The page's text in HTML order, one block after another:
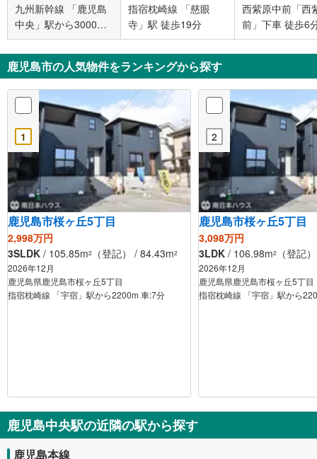
九州新幹線 「鹿児島
中央」駅から3000m
車:10分
指宿枕崎線 「慈眼
寺」駅 徒歩19分
西紫原中前「西
前」下車 徒歩6
鹿児島市の人気物件をランキングから探す
1
鹿児島市桜ヶ丘5丁目
2,998万円
3SLDK / 105.85m2 （登記） / 84.43m2
2026年12月
鹿児島県鹿児島市桜ヶ丘5丁目
指宿枕崎線 「宇宿」駅から2200m 車:7分
2
鹿児島市桜ヶ丘5丁目
3,098万円
3LDK / 106.98m2 （登記
2026年12月
鹿児島県鹿児島市桜ヶ丘5丁目
鹿児島中央駅の近隣の駅から探す
鹿児島本線